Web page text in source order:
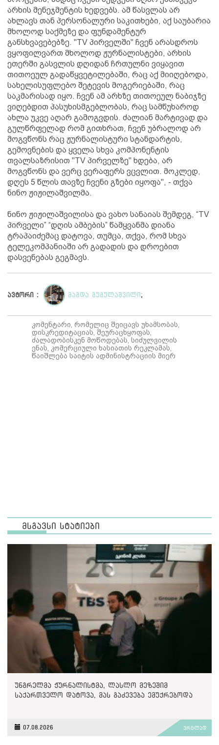
არხის მენეჯმენტის ხედვებს. ამ წასვლას არ
ახლავს თან პერსონალური საკითხები, აქ საუბარია
მხოლოდ საქმეზე და ფუნდამენტურ
განსხვავებებზე. "TV პირველში" ჩვენ არასდროს
ვყოფილვართ მხოლოდ ჟურნალისტები, არხის
ეთერში გასვლის დღიდან ჩრთულნი ვიყავით
თითოეულ გადაწყვეტილებაში, რაც აქ მიიღებოდა,
სახელისუფლებო შეტევის მოგერიებაში, რაც
საკმარისად იყო. ჩვენ ამ არხზე თითოეულ ნაბიჯზე
ვიღებდით პასუხისმგებლობას, რაც სამწუხაროდ
ახლა უკვე აღარ გამოგვდის. ძალიან მარტივად და
გულწრფელად რომ გითხრათ, ჩვენ უბრალოდ არ
მოგვწონს რაც ჟურნალისტური სტანდარტის,
გემოვნების და ყველა სხვა კომპონენტის
თვალსაზრისით "TV პირველზე" ხდება, არ
მოგვწონს და ვერც ვერაფერს ვცვლით. მოკლედ,
დღეს 5 წლის თავზე ჩვენი გზები იყოფა", - თქვა
ნინო ჟიჟილაშვილმა.
ნინო ჟიჟილაშვილისა და ვახო სანაიას შემდეგ, “TV
პირველი” “დღის ამბების” წამყვანმა დიანა
ტრაპაიძემაც დატოვა, თუმცა, თქვა, რომ სხვა
ტელეკომპანიაში არ გადადის და დროებით
დასვენებას გეგმავს.
ავტორი : მაგდა გუგულაშვილი ;
კომენტარი, რომელიც შეიცავს უხამსობას,
დისკრედიტაციას, შეურაცხყოფას,
ძალადობისკენ მოწოდებას, სიძულვილის
ენას, კომერციული ხასიათის რეკლამას,
წაიშლება საიტის ადმინისტრაციის მიერ
მსგავსი სტატიები
უნგრელმა ჟურნალისტმა, ლასლო მეზეშიმ
საქართველო დატოვა, მას გაძევება ემუქრებოდა
07.08.2026 ვრცლად